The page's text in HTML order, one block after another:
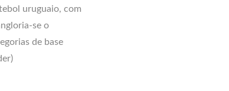
uruguaio, com
se o
de base